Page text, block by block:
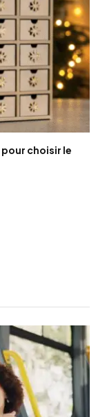
choisir le